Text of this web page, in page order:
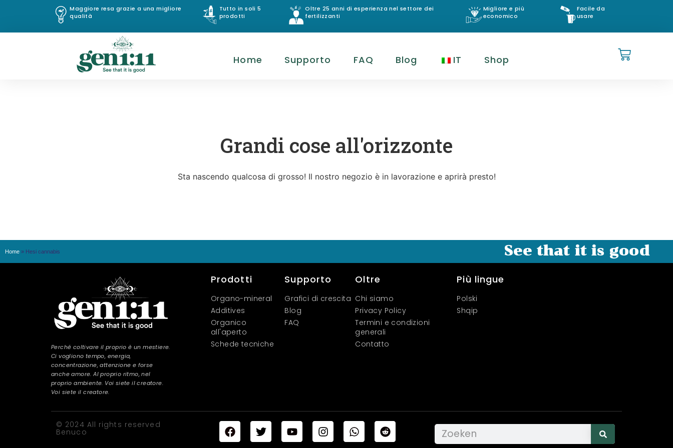
Maggiore resa grazie a una migliore
qualità
Tutto in soli 5
prodotti
Oltre 25 anni di esperienza nel settore dei
fertilizzanti
Migliore e più
economico
Facile da
usare
Home Supporto FAQ Blog IT Shop
Grandi cose all'orizzonte
Sta nascendo qualcosa di grosso! Il nostro negozio è in lavorazione e aprirà presto!
Home » Hesi cannabis See that it is good
Perché coltivare il proprio è un mestiere.
Ci vogliono tempo, energia,
concentrazione, attenzione e forse
anche amore. Al proprio ritmo, nel
proprio ambiente. Voi siete il creatore.
Voi siete il creatore.
Prodotti
Organo-mineral
Additives
Organico
all'aperto
Schede tecniche
Supporto
Grafici di crescita
Blog
FAQ
Oltre
Chi siamo
Privacy Policy
Termini e condizioni
generali
Contatto
Più lingue
Polski
Shqip
© 2024 All rights reserved
Benuco